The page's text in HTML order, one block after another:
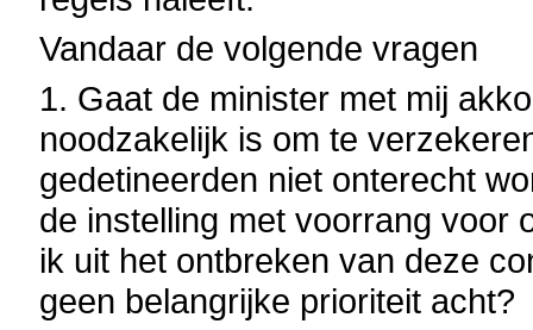
Vandaar de volgende vragen
1. Gaat de minister met mij
noodzakelijk is om te
gedetineerden niet onterecht
de instelling met voorrang voor
ik uit het ontbreken van deze
geen belangrijke prioriteit acht?